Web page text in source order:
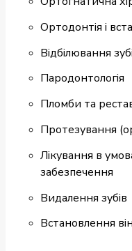
Ортодонтія і
Відбілювання
Пародонтологія
Пломби та
Протезування
Лікування в
забезпечення
Видалення зубів
Встановлення